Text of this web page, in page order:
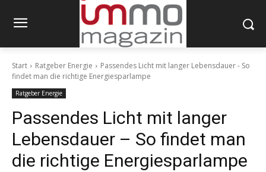
Start Ratgeber Energie
Passendes Licht mit langer Lebensdauer - So
findet man die richtige Energiesparlampe
Ratgeber Energie
Passendes Licht mit langer
Lebensdauer – So findet man
die richtige Energiesparlampe